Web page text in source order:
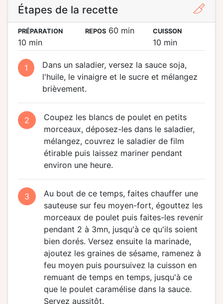
Étapes de la recette
PRÉPARATION
10 min
REPOS 60 min CUISSON
10 min
1
Dans un saladier, versez la sauce soja,
l'huile, le vinaigre et le sucre et mélangez
brièvement.
2
Coupez les blancs de poulet en petits
morceaux, déposez-les dans le saladier,
mélangez, couvrez le saladier de film
étirable puis laissez mariner pendant
environ une heure.
3
Au bout de ce temps, faites chauffer une
sauteuse sur feu moyen-fort, égouttez les
morceaux de poulet puis faites-les revenir
pendant 2 à 3mn, jusqu'à ce qu'ils soient
bien dorés. Versez ensuite la marinade,
ajoutez les graines de sésame, ramenez à
feu moyen puis poursuivez la cuisson en
remuant de temps en temps, jusqu'à ce
que le poulet caramélise dans la sauce.
Servez aussitôt.